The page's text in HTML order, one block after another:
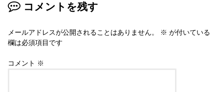
コメントを残す
メールアドレスが公開されることはありません。 ※ が付いている
欄は必須項目です
コメント ※